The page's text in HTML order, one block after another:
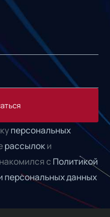
персональных
рассылоки
с Политикой
персональных данных